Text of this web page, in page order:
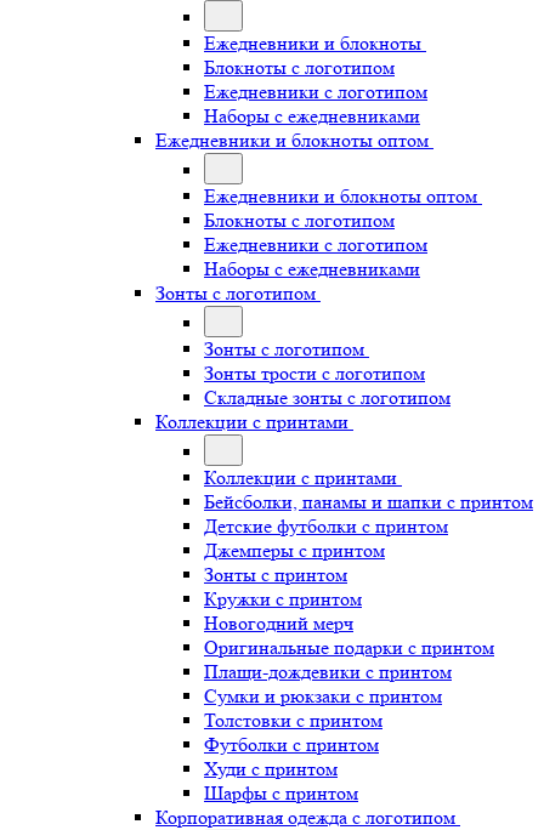
Ежедневники и блокноты
Блокноты с логотипом
Ежедневники с логотипом
Наборы с ежедневниками
Ежедневники и блокноты оптом
Ежедневники и блокноты оптом
Блокноты с логотипом
Ежедневники с логотипом
Наборы с ежедневниками
Зонты с логотипом
Зонты с логотипом
Зонты трости с логотипом
Складные зонты с логотипом
Коллекции с принтами
Коллекции с принтами
Бейсболки, панамы и шапки с принтом
Детские футболки с принтом
Джемперы с принтом
Зонты с принтом
Кружки с принтом
Новогодний мерч
Оригинальные подарки с принтом
Плащи-дождевики с принтом
Сумки и рюкзаки с принтом
Толстовки с принтом
Футболки с принтом
Худи с принтом
Шарфы с принтом
Корпоративная одежда с логотипом